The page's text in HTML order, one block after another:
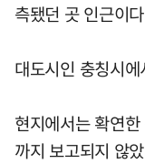
측됐던 곳 인근이
대도시인 충칭시
현지에서는 확연
까지 보고되지 않